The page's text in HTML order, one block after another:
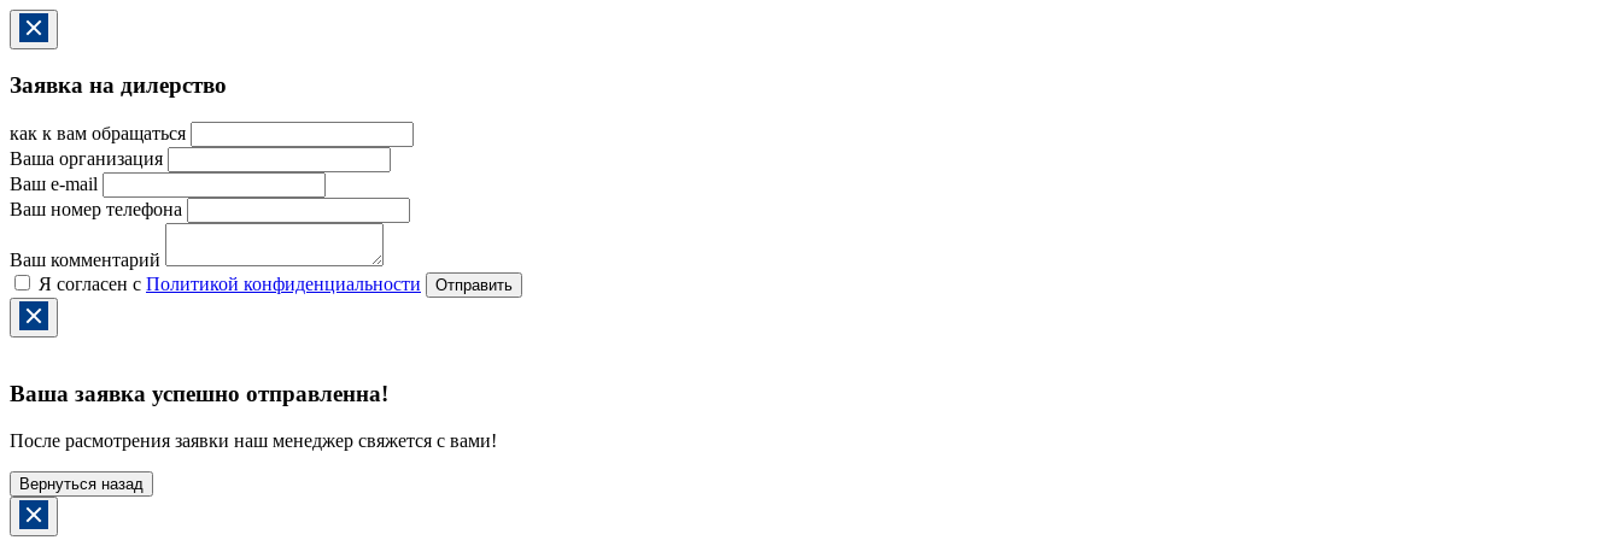
Заявка на дилерство
как к вам обращаться
Ваша организация
Ваш e-mail
Ваш номер телефона
Ваш комментарий
Я согласен с Политикой конфиденциальности
Ваша заявка успешно отправленна!
После расмотрения заявки наш менеджер свяжется с вами!
Вернуться назад